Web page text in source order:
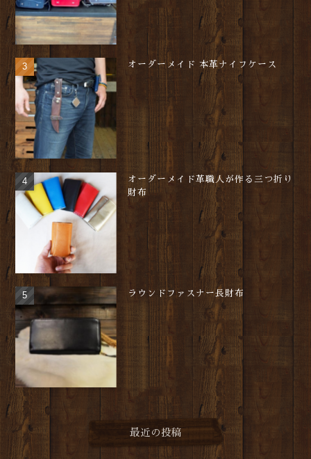
オーダーメイド 本革ナイフケース
オーダーメイド革職人が作る三つ折り
財布
ラウンドファスナー長財布
最近の投稿